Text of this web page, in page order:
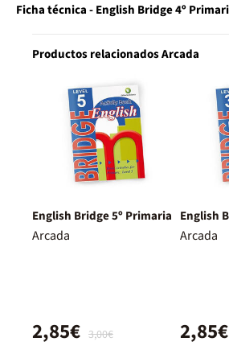
Ficha técnica - English Bridge 4º
Productos relacionados Arcada
English Bridge 5º Primaria
Arcada
3,00€
2,85€
English
Arcada
2,85€